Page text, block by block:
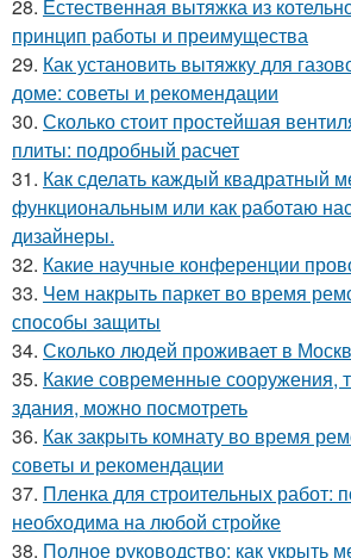
28. Естественная вытяжка из
принцип работы и преимущества
29. Как установить вытяжку для
доме: советы и рекомендации
30. Сколько стоит простейшая
плиты: подробный расчет
31. Как сделать каждый квадратный
функциональным или как работаю
дизайнеры.
32. Какие научные конференции
33. Чем накрыть паркет во время
способы защиты
34. Сколько людей проживает в
35. Какие современные сооружения,
здания, можно посмотреть
36. Как закрыть комнату во время
советы и рекомендации
37. Пленка для строительных работ:
необходима на любой стройке
38. Полное руководство: как укрыть